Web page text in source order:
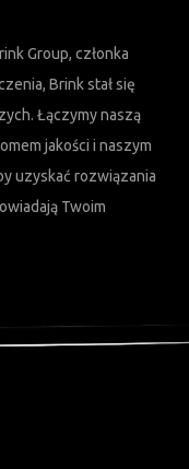
Group, członka
Brink stał się
Łączymy naszą
jakości i naszym
uzyskać rozwiązania
Twoim